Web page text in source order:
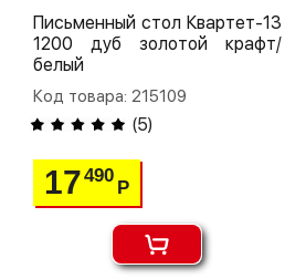
Письменный стол Квартет-13
1200 дуб золотой крафт/
белый
Код товара: 215109
(5)
17490
Р